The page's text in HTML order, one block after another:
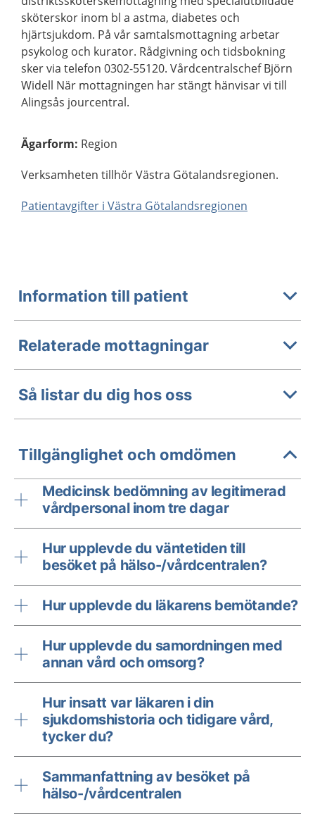
sköterskor inom bl a astma, diabetes och
hjärtsjukdom. På vår samtalsmottagning arbetar
psykolog och kurator. Rådgivning och tidsbokning
sker via telefon 0302-55120. Vårdcentralschef Björn
Widell När mottagningen har stängt hänvisar vi till
Alingsås jourcentral.
Ägarform: Region
Verksamheten tillhör Västra Götalandsregionen.
Patientavgifter i Västra Götalandsregionen
Information till patient
Relaterade mottagningar
Så listar du dig hos oss
Tillgänglighet och omdömen
Medicinsk bedömning av legitimerad
vårdpersonal inom tre dagar
Hur upplevde du väntetiden till
besöket på hälso-/vårdcentralen?
Hur upplevde du läkarens bemötande?
Hur upplevde du samordningen med
annan vård och omsorg?
Hur insatt var läkaren i din
sjukdomshistoria och tidigare vård,
tycker du?
Sammanfattning av besöket på
hälso-/vårdcentralen